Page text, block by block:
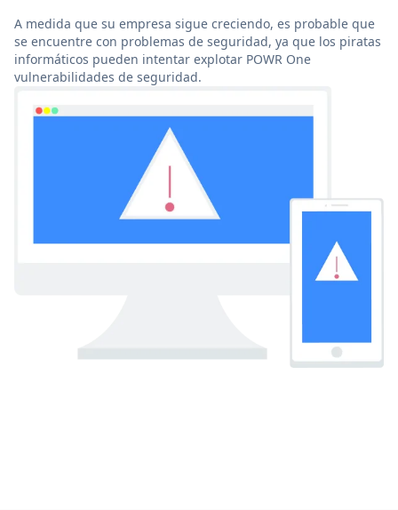
A medida que su empresa sigue creciendo, es probable que
se encuentre con problemas de seguridad, ya que los piratas
informáticos pueden intentar explotar POWR One
vulnerabilidades de seguridad.